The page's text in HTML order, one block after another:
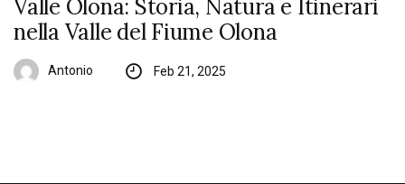
Valle Olona: Storia, Natura e Itinerari
nella Valle del Fiume Olona
Antonio Feb 21, 2025